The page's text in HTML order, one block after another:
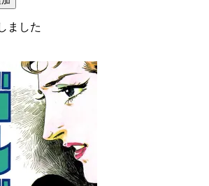
ました